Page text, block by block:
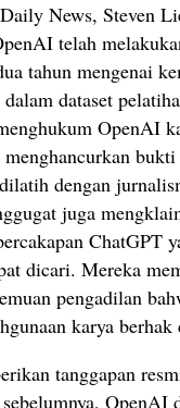
News, Steven
telah
tahun mengenai
dataset
OpenAI
dengan
juga
ChatGPT
dicari. Mereka
pengadilan
karya berhak
tanggapan
OpenAI